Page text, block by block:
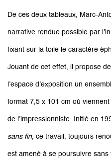
De ces deux tableaux, Marc-
narrative rendue possible par
fixant sur la toile le caractère
Jouant de cet effet, il propose
l’espace d’exposition un
format 7,5 x 101 cm où
de l’impressionniste. Initié en
sans fin, ce travail, toujours
est amené à se poursuivre sans